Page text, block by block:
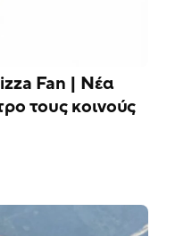
Fan | Νέα
τους κοινούς